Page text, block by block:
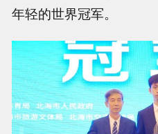
年轻的世界冠军。